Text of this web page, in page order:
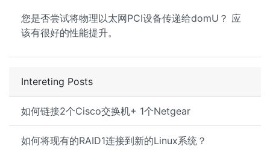
Intereting Posts
如何链接2个Cisco交换机+ 1个Netgear
如何将现有的RAID1连接到新的Linux系统？
您是否尝试将物理以太网PCI设备传递给domU？ 应
该有很好的性能提升。